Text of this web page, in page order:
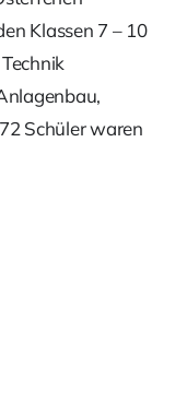
Klassen 7 – 10
Schüler waren